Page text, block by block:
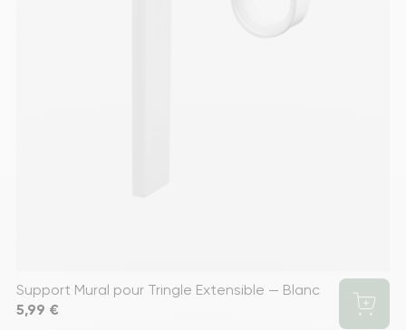
Support Mural pour Tringle Extensible — Blanc
Prix
5,99 €